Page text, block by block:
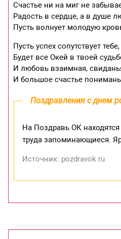
Счастье ни на миг не
Радость в сердце, а в душе
Пусть волнует молодую
Пусть успех сопутствует тебе,
Будет все Окей в твоей
И любовь взаимная,
И большое счастье
Поздравления с днем
На Поздравь ОК
труда запоминающиеся.
Источник: pozdravok.ru